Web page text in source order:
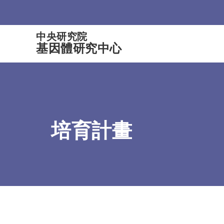
中央研究院
基因體研究中心
培育計畫